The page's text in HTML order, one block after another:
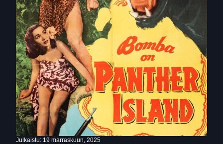
Julkaistu: 19 marraskuun, 2025